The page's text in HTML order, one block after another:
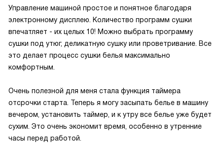
Управление машиной простое и понятное благодаря
электронному дисплею. Количество программ сушки
впечатляет - их целых 10! Можно выбрать программу
сушки под утюг, деликатную сушку или проветривание. Все
это делает процесс сушки белья максимально
комфортным.
Очень полезной для меня стала функция таймера
отсрочки старта. Теперь я могу засыпать белье в машину
вечером, установить таймер, и к утру все белье уже будет
сухим. Это очень экономит время, особенно в утренние
часы перед работой.